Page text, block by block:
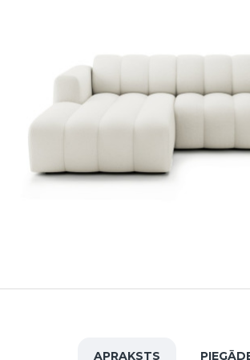
APRAKSTS